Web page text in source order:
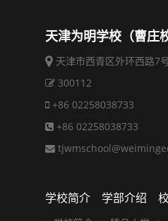
天津为明学校（曹庄
天津市西青区外环西路7
300112
+86 02258038733
+86 02258038733
学校简介 学部介绍